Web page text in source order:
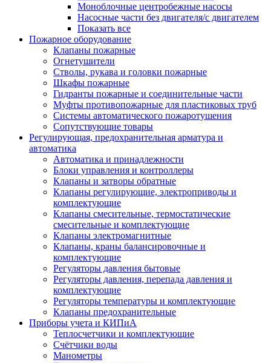
Моноблочные центробежные насосы
Насосные части без двигателя/с двигателем
Показать все
Пожарное оборудование
Клапаны пожарные
Огнетушители
Стволы, рукава и головки пожарные
Шкафы пожарные
Гидранты пожарные и соединительные части
Муфты противопожарные для пластиковых труб
Системы автоматического пожаротушения
Сопутствующие товары
Регулирующая, предохранительная арматура и
автоматика
Автоматика и принадлежности
Блоки управления и контроллеры
Клапаны и затворы обратные
Клапаны регулирующие, электроприводы и
комплектующие
Клапаны смесительные, термостатические
смесительные и комплектующие
Клапаны электромагнитные
Клапаны, краны балансировочные и
комплектующие
Регуляторы давления бытовые
Регуляторы давления, перепада давления и
комплектующие
Регуляторы температуры и комплектующие
Клапаны предохранительные
Приборы учета и КИПиА
Теплосчетчики и комплектующие
Счётчики воды
Манометры